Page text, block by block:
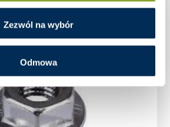
Zezwól na wybór
Odmowa